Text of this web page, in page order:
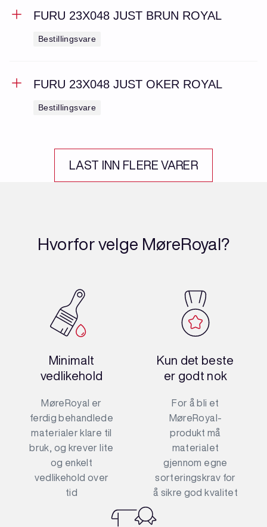
FURU 23X048 JUST BRUN ROYAL
Bestillingsvare
FURU 23X048 JUST OKER ROYAL
Bestillingsvare
LAST INN FLERE VARER
Hvorfor velge MøreRoyal?
Minimalt
vedlikehold
MøreRoyal er
ferdig behandlede
materialer klare til
bruk, og krever lite
og enkelt
vedlikehold over
tid
Kun det beste
er godt nok
For å bli et
MøreRoyal-
produkt må
materialet
gjennom egne
sorteringskrav for
å sikre god kvalitet